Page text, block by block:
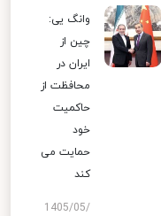
وانگ یی:
چین از
ایران در
محافظت از
حاکمیت
خود
حمایت می
کند
1405/05/